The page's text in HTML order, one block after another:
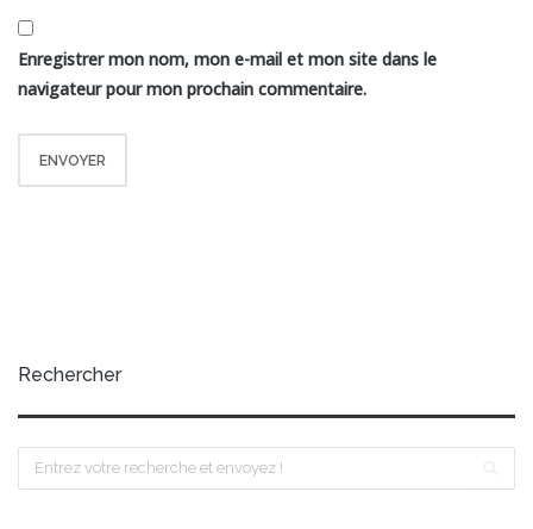
Enregistrer mon nom, mon e-mail et mon site dans le
navigateur pour mon prochain commentaire.
Rechercher